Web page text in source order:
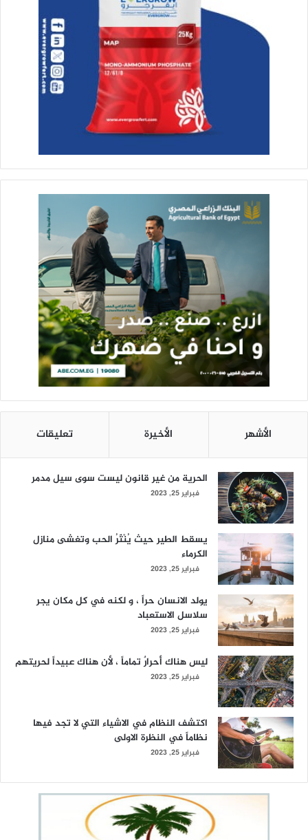
الأشهر الأخيرة تعليقات
الحرية من غير قانون ليست سوى سيل مدمر
فبراير 25, 2023
يسقط الطير حيث يُنْثَرُ الحب وتغشى منازل
الكرماء
فبراير 25, 2023
يولد الانسان حراً ، و لكنه في كل مكان يجر
سلاسل الاستعباد
فبراير 25, 2023
ليس هناك أحرارٌ تماماً ، لأن هناك عبيداً لحريتهم
فبراير 25, 2023
اكتشف النظام في الاشياء التي لا تجد فيها
نظاماً في النظرة الاولى
فبراير 25, 2023